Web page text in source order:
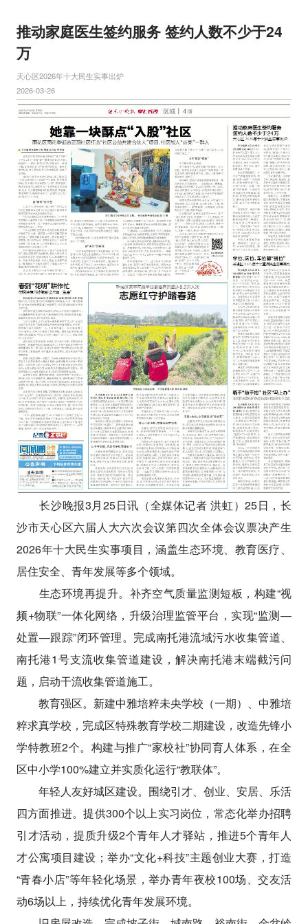
推动家庭医生签约服务 签约人数不少于24
万
天心区2026年十大民生实事出炉
2026-03-26
长沙晚报3月25日讯（全媒体记者 洪虹）25日，长
沙市天心区六届人大六次会议第四次全体会议票决产生
2026年十大民生实事项目，涵盖生态环境、教育医疗、
居住安全、青年发展等多个领域。
生态环境再提升。补齐空气质量监测短板，构建“视
频+物联”一体化网络，升级治理监管平台，实现“监测—
处置—跟踪”闭环管理。完成南托港流域污水收集管道、
南托港1号支流收集管道建设，解决南托港末端截污问
题，启动干流收集管道施工。
教育强区。新建中雅培粹未央学校（一期）、中雅培
粹求真学校，完成区特殊教育学校二期建设，改造先锋小
学特教班2个。构建与推广“家校社”协同育人体系，在全
区中小学100%建立并实质化运行“教联体”。
年轻人友好城区建设。围绕引才、创业、安居、乐活
四方面推进。提供300个以上实习岗位，常态化举办招聘
引才活动，提质升级2个青年人才驿站，推进5个青年人
才公寓项目建设；举办“文化+科技”主题创业大赛，打造
“青春小店”等年轻化场景，举办青年夜校100场、交友活
动6场以上，持续优化青年发展环境。